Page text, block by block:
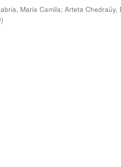
Maria Camila; Arteta Chedraüy,
)